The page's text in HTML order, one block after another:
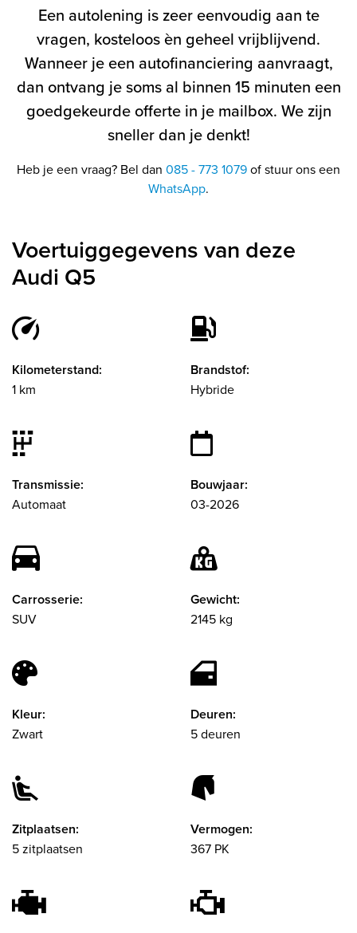
Een autolening is zeer eenvoudig aan te
vragen, kosteloos èn geheel vrijblijvend.
Wanneer je een autofinanciering aanvraagt,
dan ontvang je soms al binnen 15 minuten een
goedgekeurde offerte in je mailbox. We zijn
sneller dan je denkt!
Heb je een vraag? Bel dan 085 - 773 1079of stuur ons een
WhatsApp.
Voertuiggegevens van deze
Audi Q5
Kilometerstand:
1 km
Brandstof:
Hybride
Transmissie:
Automaat
Bouwjaar:
03-2026
Carrosserie:
SUV
Gewicht:
2145 kg
Kleur:
Zwart
Deuren:
5 deuren
Zitplaatsen:
5 zitplaatsen
Vermogen:
367 PK